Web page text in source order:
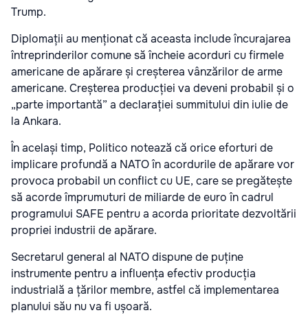
Trump.
Diplomații au menționat că aceasta include încurajarea
întreprinderilor comune să încheie acorduri cu firmele
americane de apărare și creșterea vânzărilor de arme
americane. Creșterea producției va deveni probabil și o
„parte importantă” a declarației summitului din iulie de
la Ankara.
În același timp, Politico notează că orice eforturi de
implicare profundă a NATO în acordurile de apărare vor
provoca probabil un conflict cu UE, care se pregătește
să acorde împrumuturi de miliarde de euro în cadrul
programului SAFE pentru a acorda prioritate dezvoltării
propriei industrii de apărare.
Secretarul general al NATO dispune de puține
instrumente pentru a influența efectiv producția
industrială a țărilor membre, astfel că implementarea
planului său nu va fi ușoară.